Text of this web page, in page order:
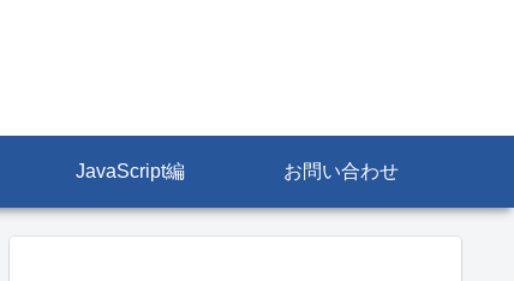
JavaScript編 お問い合わせ